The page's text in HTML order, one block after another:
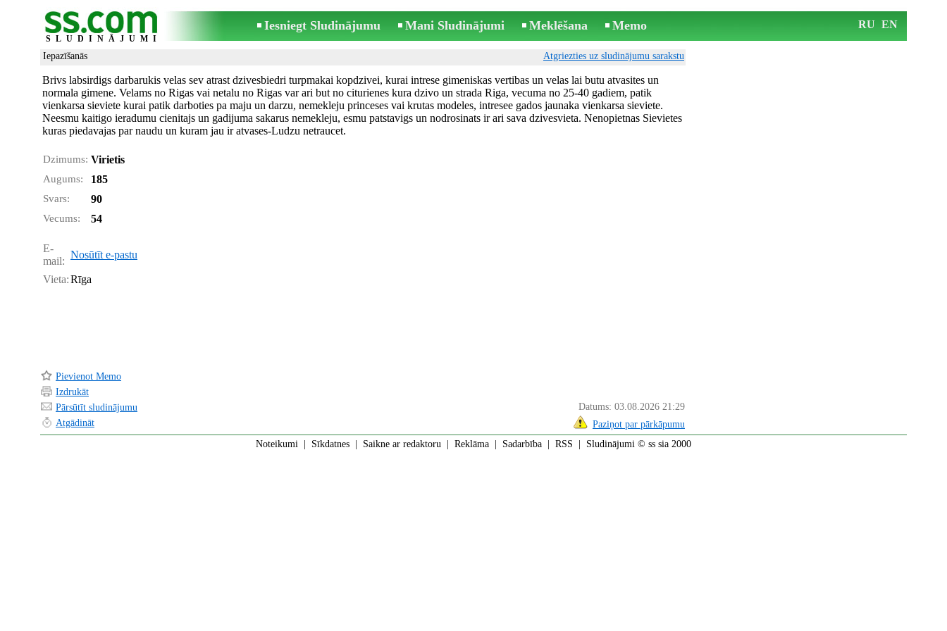
SLUDINĀJUMI
Iesniegt Sludinājumu Mani Sludinājumi Meklēšana Memo RU EN
Iepazīšanās Atgriezties uz sludinājumu sarakstu
Brivs labsirdigs darbarukis velas sev atrast dzivesbiedri turpmakai kopdzivei, kurai intrese gimeniskas vertibas un velas lai butu atvasites un
normala gimene. Velams no Rigas vai netalu no Rigas var ari but no citurienes kura dzivo un strada Riga, vecuma no 25-40 gadiem, patik
vienkarsa sieviete kurai patik darboties pa maju un darzu, nemekleju princeses vai krutas modeles, intresee gados jaunaka vienkarsa sieviete.
Neesmu kaitigo ieradumu cienitajs un gadijuma sakarus nemekleju, esmu patstavigs un nodrosinats ir ari sava dzivesvieta. Nenopietnas Sievietes
kuras piedavajas par naudu un kuram jau ir atvases-Ludzu netraucet.
Dzimums: Virietis
Augums: 185
Svars: 90
Vecums: 54
E-
mail:
Nosūtīt e-pastu
Vieta:Rīga
Pievienot Memo
Izdrukāt
Pārsūtīt sludinājumu
Datums: 03.08.2026 21:29
Atgādināt
Paziņot par pārkāpumu
Noteikumi
Sīkdatnes Saikne ar redaktoru Reklāma Sadarbība RSS | Sludinājumi © ss sia 2000